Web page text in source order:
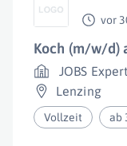
vor
Koch (m/w/d)
JOBS
Lenzing
Vollzeit ab